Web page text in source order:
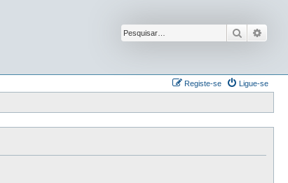
Pesquisar
Ligue-se
Registe-se